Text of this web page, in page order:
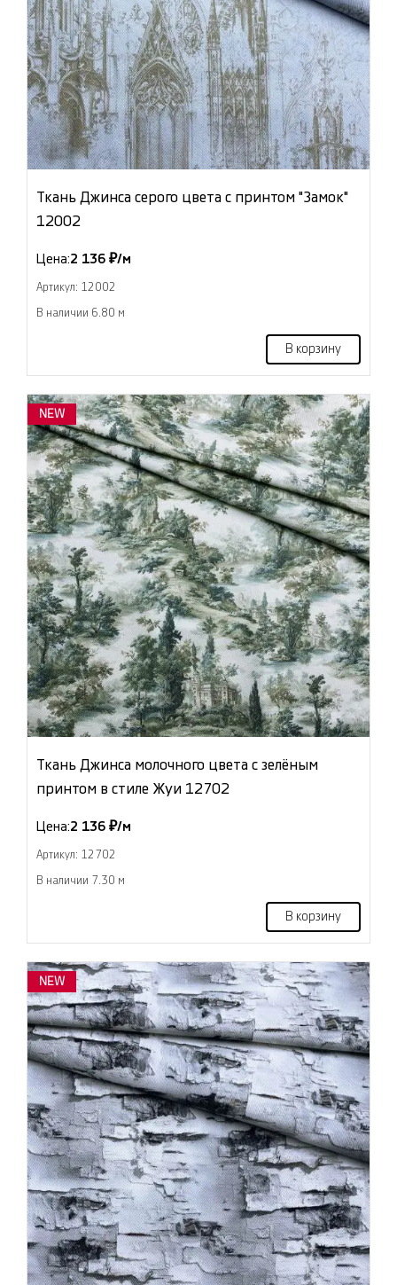
Ткань Джинса серого цвета с принтом "Замок"
12002
Цена:2 136 ₽/м
Артикул: 12002
В наличии 6.80 м
В корзину
NEW
Ткань Джинса молочного цвета с зелёным
принтом в стиле Жуи 12702
Цена:2 136 ₽/м
Артикул: 12702
В наличии 7.30 м
В корзину
NEW